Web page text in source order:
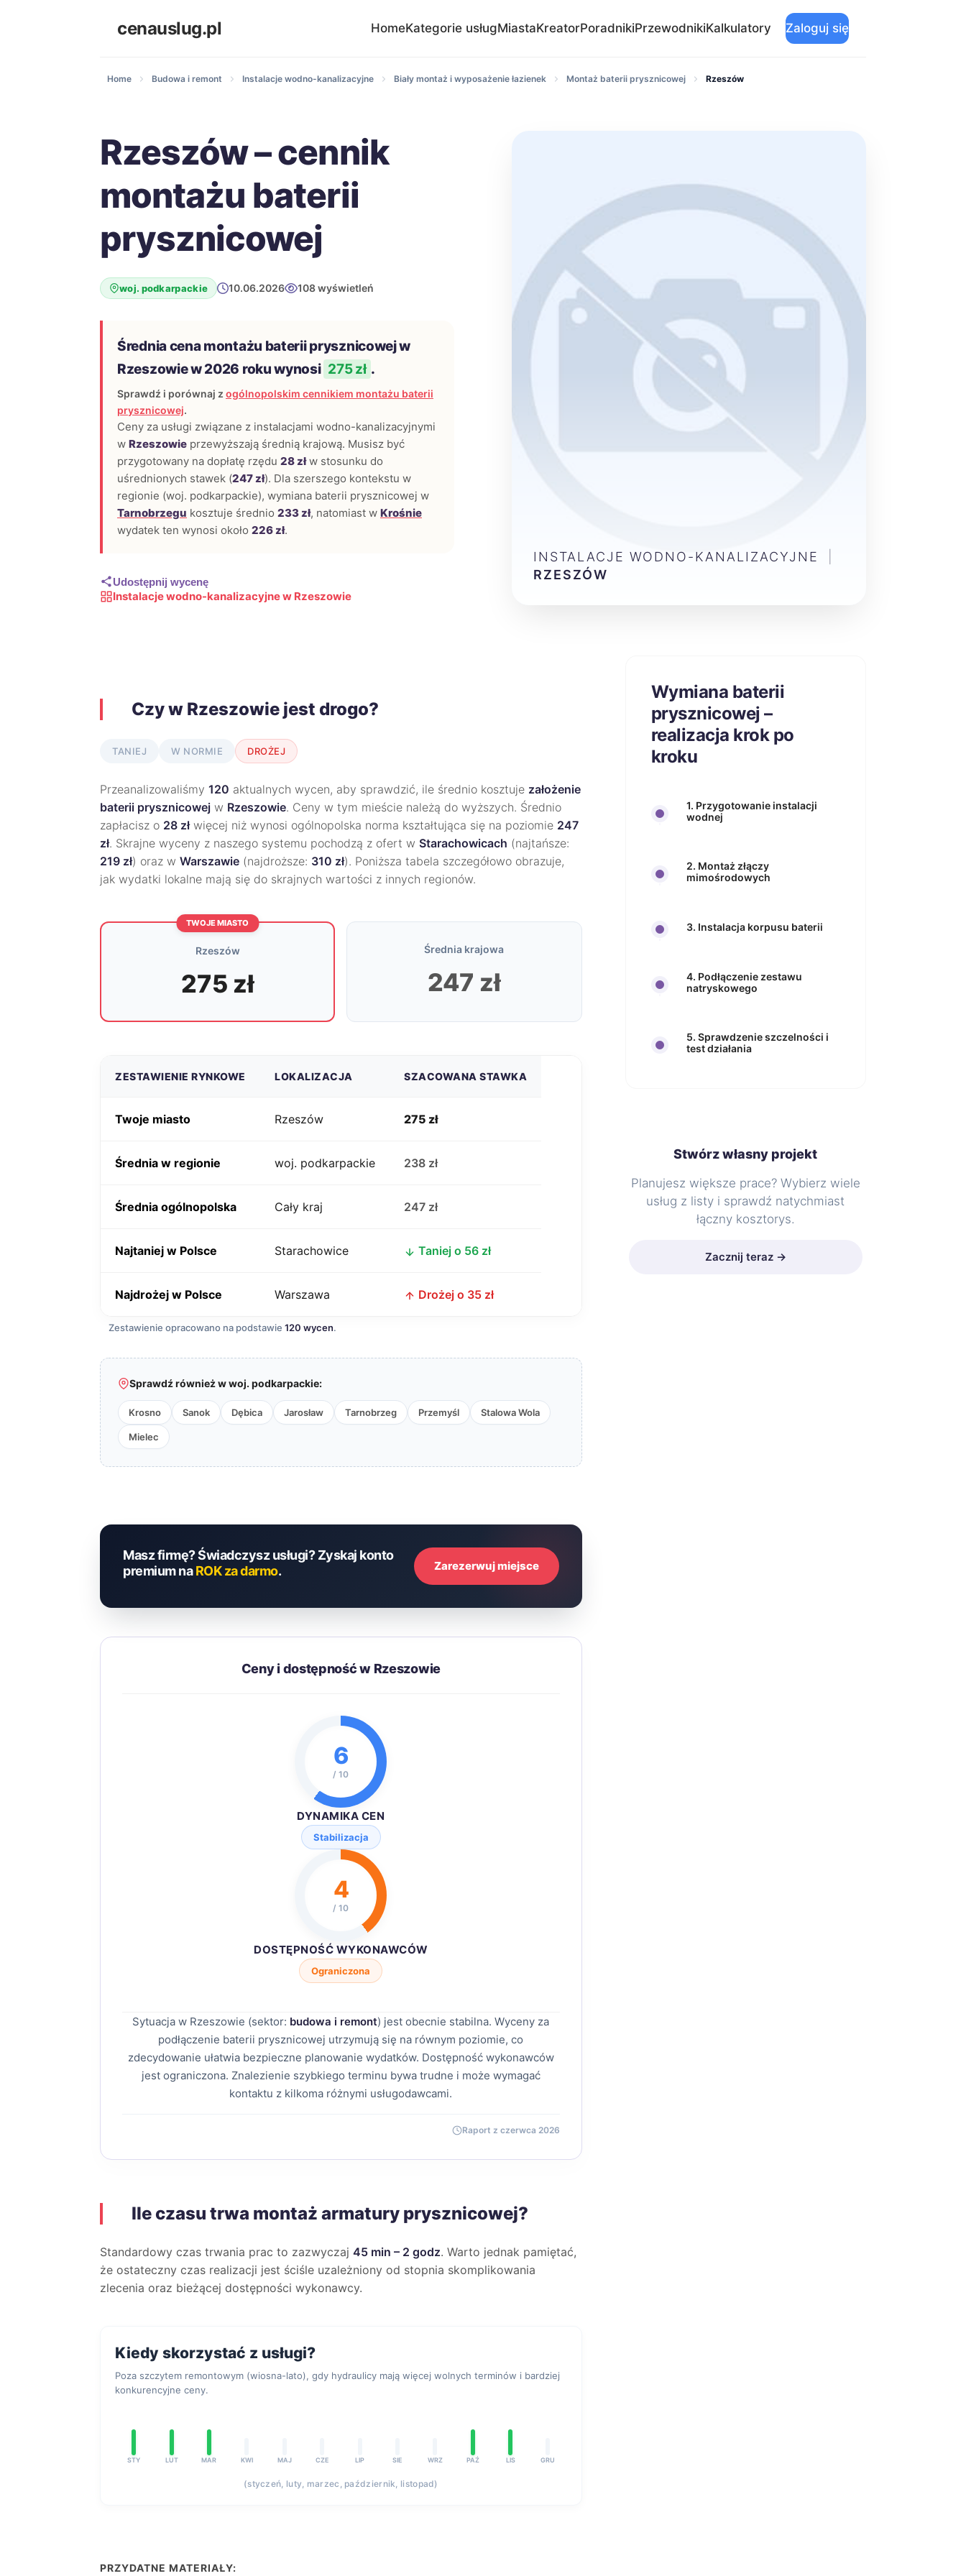
cenauslug.pl HomeKategorie usługMiastaKreatorPoradnikiPrzewodnikiKalkulatory Zaloguj się
Home Budowa i remont Instalacje wodno-kanalizacyjne Biały montaż i wyposażenie łazienek Montaż baterii prysznicowej Rzeszów
Rzeszów – cennik
montażu baterii
prysznicowej
woj. podkarpackie 10.06.2026 108 wyświetleń
Średnia cena montażu baterii prysznicowej w
Rzeszowie w 2026 roku wynosi 275 zł .
Sprawdź i porównaj z ogólnopolskim cennikiem montażu baterii
prysznicowej.
Ceny za usługi związane z instalacjami wodno-kanalizacyjnymi
w Rzeszowie przewyższają średnią krajową. Musisz być
przygotowany na dopłatę rzędu 28 złw stosunku do
uśrednionych stawek (247 zł). Dla szerszego kontekstu w
regionie (woj. podkarpackie), wymiana baterii prysznicowej w
Tarnobrzegu kosztuje średnio 233 zł, natomiast w Krośnie
wydatek ten wynosi około 226 zł.
Udostępnij wycenę
Instalacje wodno-kanalizacyjne w Rzeszowie
INSTALACJE WODNO-KANALIZACYJNE
RZESZÓW
Czy w Rzeszowie jest drogo?
TANIEJ W NORMIE DROŻEJ
Przeanalizowaliśmy 120 aktualnych wycen, aby sprawdzić, ile średnio kosztuje założenie
baterii prysznicowej w Rzeszowie. Ceny w tym mieście należą do wyższych. Średnio
zapłacisz o 28 złwięcej niż wynosi ogólnopolska norma kształtująca się na poziomie 247
zł. Skrajne wyceny z naszego systemu pochodzą z ofert w Starachowicach (najtańsze:
219 zł) oraz w Warszawie (najdroższe: 310 zł). Poniższa tabela szczegółowo obrazuje,
jak wydatki lokalne mają się do skrajnych wartości z innych regionów.
TWOJE MIASTO
Rzeszów
275 zł
Średnia krajowa
247 zł
ZESTAWIENIE RYNKOWE LOKALIZACJA SZACOWANA STAWKA
Twoje miasto Rzeszów 275 zł
Średnia w regionie woj. podkarpackie 238 zł
Średnia ogólnopolska Cały kraj 247 zł
Najtaniej w Polsce Starachowice Taniej o 56 zł
Najdrożej w Polsce Warszawa Drożej o 35 zł
Zestawienie opracowano na podstawie 120 wycen.
Sprawdź również w woj. podkarpackie:
Krosno Sanok Dębica Jarosław Tarnobrzeg Przemyśl Stalowa Wola
Mielec
Masz firmę? Świadczysz usługi? Zyskaj konto
premium naROK za darmo. Zarezerwuj miejsce
Ceny i dostępność w Rzeszowie
6
/ 10
DYNAMIKA CEN
Stabilizacja
4
/ 10
DOSTĘPNOŚĆ WYKONAWCÓW
Ograniczona
Sytuacja w Rzeszowie (sektor: budowa i remont) jest obecnie stabilna. Wyceny za
podłączenie baterii prysznicowej utrzymują się na równym poziomie, co
zdecydowanie ułatwia bezpieczne planowanie wydatków. Dostępność wykonawców
jest ograniczona. Znalezienie szybkiego terminu bywa trudne i może wymagać
kontaktu z kilkoma różnymi usługodawcami.
Raport z czerwca 2026
Ile czasu trwa montaż armatury prysznicowej?
Standardowy czas trwania prac to zazwyczaj 45 min – 2 godz. Warto jednak pamiętać,
że ostateczny czas realizacji jest ściśle uzależniony od stopnia skomplikowania
zlecenia oraz bieżącej dostępności wykonawcy.
Kiedy skorzystać z usługi?
Poza szczytem remontowym (wiosna-lato), gdy hydraulicy mają więcej wolnych terminów i bardziej
konkurencyjne ceny.
STY LUT MAR KWI MAJ CZE LIP SIE WRZ PAŹ LIS GRU
(styczeń, luty, marzec, październik, listopad)
PRZYDATNE MATERIAŁY:
Wymiana baterii
prysznicowej –
realizacja krok po
kroku
1. Przygotowanie instalacji
wodnej
2. Montaż złączy
mimośrodowych
3. Instalacja korpusu baterii
4. Podłączenie zestawu
natryskowego
5. Sprawdzenie szczelności i
test działania
Stwórz własny projekt
Planujesz większe prace? Wybierz wiele
usług z listy i sprawdź natychmiast
łączny kosztorys.
Zacznij teraz →